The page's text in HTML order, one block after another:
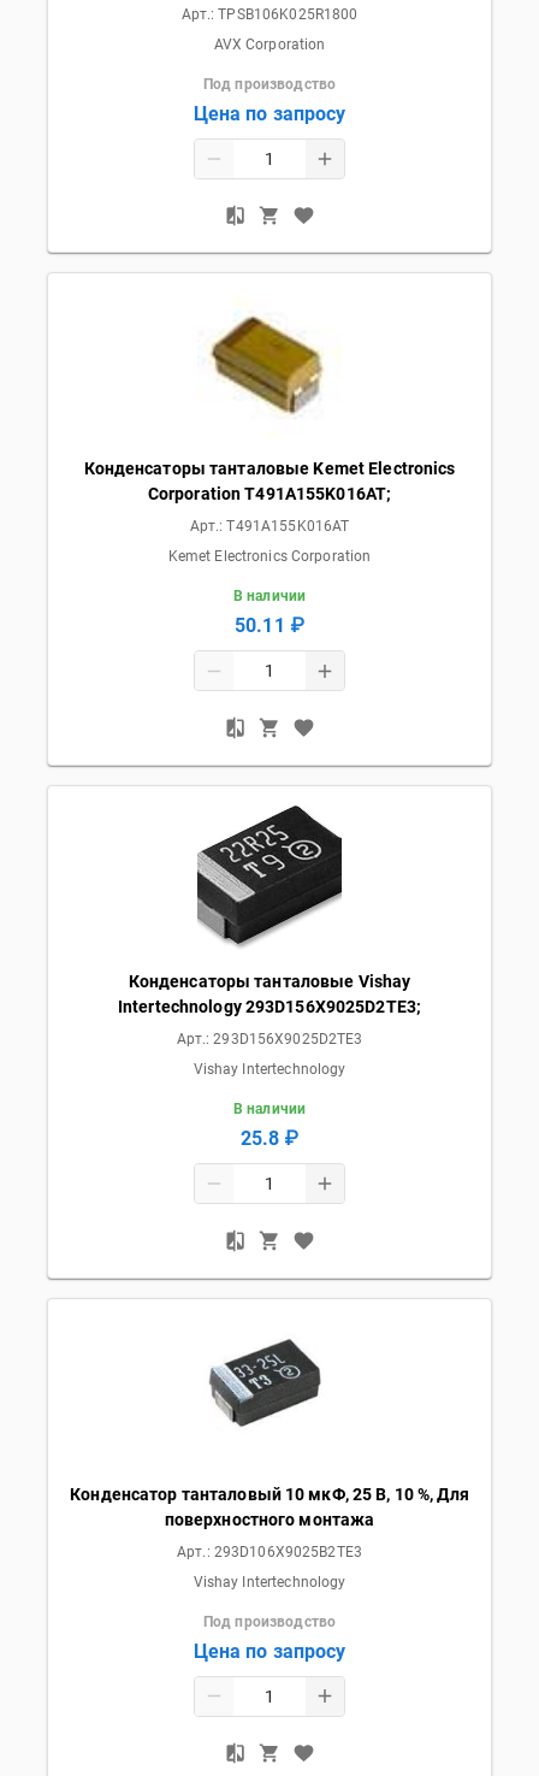
Арт.:TPSB106K025R1800
AVX Corporation
Под производство
Цена по запросу
Конденсаторы танталовые Kemet Electronics
Corporation T491A155K016AT;
Арт.:T491A155K016AT
Kemet Electronics Corporation
В наличии
50.11 ₽
Конденсаторы танталовые Vishay
Intertechnology 293D156X9025D2TE3;
Арт.:293D156X9025D2TE3
Vishay Intertechnology
В наличии
25.8 ₽
Конденсатор танталовый 10 мкФ, 25 В, 10 %, Для
поверхностного монтажа
Арт.: 293D106X9025B2TE3
Vishay Intertechnology
Под производство
Цена по запросу